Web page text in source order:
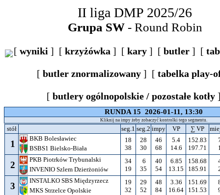
II liga DMP 2025/26
Grupa SW- Round Robin
[ wyniki ] [ krzyżówka ] [ kary ] [ butler ] [
[ butler znormalizowany ] [ tabelka play-
[ butlery ogólnopolskie / pozostałe kotły
RUNDA 15 2026-01-11, 13:30
Kliknij na impy żeby zobaczyć kontrolki tego segmentu.
stół seg.1 seg.2 impy VP ∑ VP
1
BKB Bolesławiec
BSBS1 Bielsko-Biała
18
38
28
30
46
68
5.4
14.6
152.83
197.71
2
PKB Piotrków Trybunalski
INVENIO Szlem Dzierżoniów
34
19
6
35
40
54
6.85
13.15
158.68
185.91
3
INSTALKO SBS Międzyrzecz
MKS Strzelce Opolskie
19
32
29
52
48
84
3.36
16.64
151.69
151.53